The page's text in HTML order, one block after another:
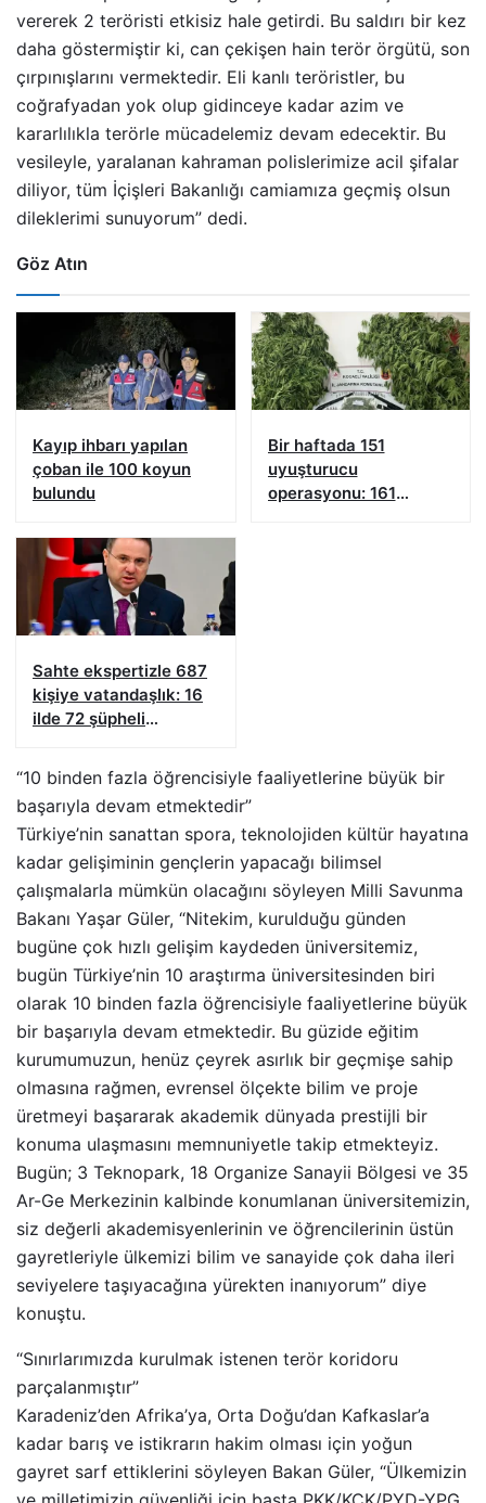
vererek 2 teröristi etkisiz hale getirdi. Bu saldırı bir kez
daha göstermiştir ki, can çekişen hain terör örgütü, son
çırpınışlarını vermektedir. Eli kanlı teröristler, bu
coğrafyadan yok olup gidinceye kadar azim ve
kararlılıkla terörle mücadelemiz devam edecektir. Bu
vesileyle, yaralanan kahraman polislerimize acil şifalar
diliyor, tüm İçişleri Bakanlığı camiamıza geçmiş olsun
dileklerimi sunuyorum” dedi.
Göz Atın
Kayıp ihbarı yapılan
çoban ile 100 koyun
bulundu
Bir haftada 151
uyuşturucu
operasyonu: 161
Sahte ekspertizle 687
kişiye vatandaşlık: 16
ilde 72 şüpheli
“10 binden fazla öğrencisiyle faaliyetlerine büyük bir
başarıyla devam etmektedir”
Türkiye’nin sanattan spora, teknolojiden kültür hayatına
kadar gelişiminin gençlerin yapacağı bilimsel
çalışmalarla mümkün olacağını söyleyen Milli Savunma
Bakanı Yaşar Güler, “Nitekim, kurulduğu günden
bugüne çok hızlı gelişim kaydeden üniversitemiz,
bugün Türkiye’nin 10 araştırma üniversitesinden biri
olarak 10 binden fazla öğrencisiyle faaliyetlerine büyük
bir başarıyla devam etmektedir. Bu güzide eğitim
kurumumuzun, henüz çeyrek asırlık bir geçmişe sahip
olmasına rağmen, evrensel ölçekte bilim ve proje
üretmeyi başararak akademik dünyada prestijli bir
konuma ulaşmasını memnuniyetle takip etmekteyiz.
Bugün; 3 Teknopark, 18 Organize Sanayii Bölgesi ve 35
Ar-Ge Merkezinin kalbinde konumlanan üniversitemizin,
siz değerli akademisyenlerinin ve öğrencilerinin üstün
gayretleriyle ülkemizi bilim ve sanayide çok daha ileri
seviyelere taşıyacağına yürekten inanıyorum” diye
konuştu.
“Sınırlarımızda kurulmak istenen terör koridoru
parçalanmıştır”
Karadeniz’den Afrika’ya, Orta Doğu’dan Kafkaslar’a
kadar barış ve istikrarın hakim olması için yoğun
gayret sarf ettiklerini söyleyen Bakan Güler, “Ülkemizin